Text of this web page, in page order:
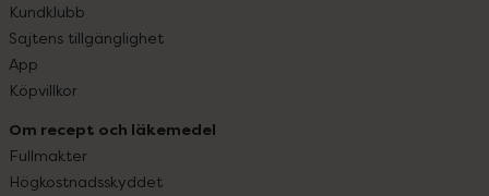
Kundklubb
Sajtens tillgänglighet
App
Köpvillkor
Om recept och läkemedel
Fullmakter
Högkostnadsskyddet